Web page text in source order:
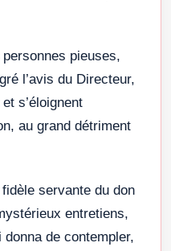
pieuses,
l’avis du Directeur,
s’éloignent
au grand détriment
servante du don
entretiens,
de contempler,